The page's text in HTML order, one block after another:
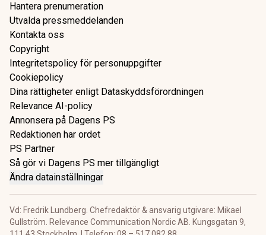
Hantera prenumeration
Utvalda pressmeddelanden
Kontakta oss
Copyright
Integritetspolicy för personuppgifter
Cookiepolicy
Dina rättigheter enligt Dataskyddsförordningen
Relevance AI-policy
Annonsera på Dagens PS
Redaktionen har ordet
PS Partner
Så gör vi Dagens PS mer tillgängligt
Ändra datainställningar
Vd: Fredrik Lundberg. Chefredaktör & ansvarig utgivare: Mikael
Gullström. Relevance Communication Nordic AB. Kungsgatan 9,